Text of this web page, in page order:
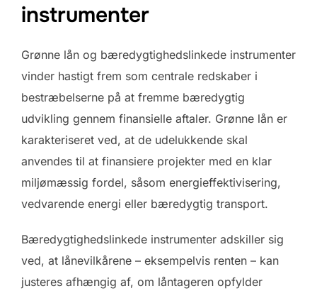
instrumenter
Grønne lån og bæredygtighedslinkede instrumenter
vinder hastigt frem som centrale redskaber i
bestræbelserne på at fremme bæredygtig
udvikling gennem finansielle aftaler. Grønne lån er
karakteriseret ved, at de udelukkende skal
anvendes til at finansiere projekter med en klar
miljømæssig fordel, såsom energieffektivisering,
vedvarende energi eller bæredygtig transport.
Bæredygtighedslinkede instrumenter adskiller sig
ved, at lånevilkårene – eksempelvis renten – kan
justeres afhængig af, om låntageren opfylder